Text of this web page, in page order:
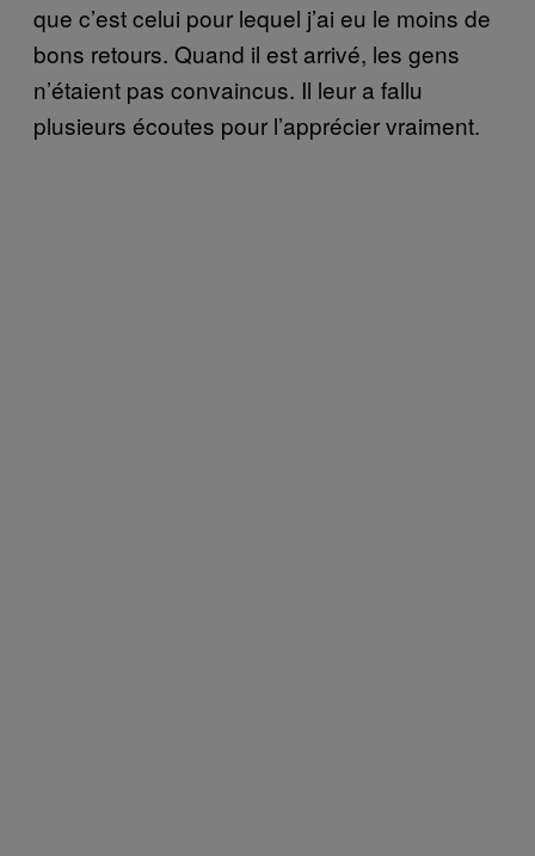
que c’est celui pour lequel j’ai eu le moins de
bons retours. Quand il est arrivé, les gens
n’étaient pas convaincus. Il leur a fallu
plusieurs écoutes pour l’apprécier vraiment.